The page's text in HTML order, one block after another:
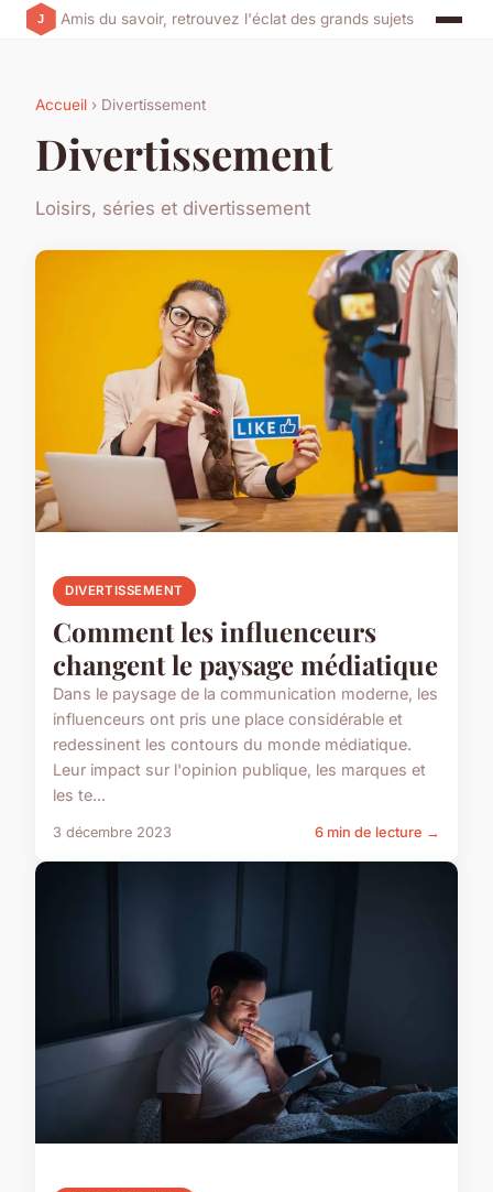
Amis du savoir, retrouvez l'éclat des grands sujets
Accueil › Divertissement
Divertissement
Loisirs, séries et divertissement
DIVERTISSEMENT
Comment les influenceurs
changent le paysage médiatique
Dans le paysage de la communication moderne, les
influenceurs ont pris une place considérable et
redessinent les contours du monde médiatique.
Leur impact sur l'opinion publique, les marques et
les te...
3 décembre 2023 6 min de lecture →